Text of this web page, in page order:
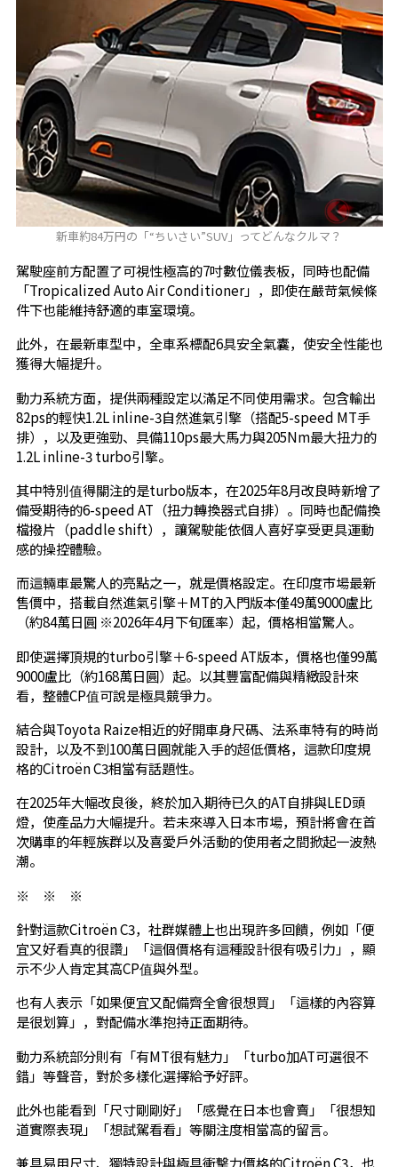
新車約84万円の「“ちいさい”SUV」ってどんなクルマ？
駕駛座前方配置了可視性極高的7吋數位儀表板，同時也配備
「Tropicalized Auto Air Conditioner」，即使在嚴苛氣候條
件下也能維持舒適的車室環境。
此外，在最新車型中，全車系標配6具安全氣囊，使安全性能也
獲得大幅提升。
動力系統方面，提供兩種設定以滿足不同使用需求。包含輸出
82ps的輕快1.2L inline-3自然進氣引擎（搭配5-speed MT手
排），以及更強勁、具備110ps最大馬力與205Nm最大扭力的
1.2L inline-3 turbo引擎。
其中特別值得關注的是turbo版本，在2025年8月改良時新增了
備受期待的6-speed AT（扭力轉換器式自排）。同時也配備換
檔撥片（paddle shift），讓駕駛能依個人喜好享受更具運動
感的操控體驗。
而這輛車最驚人的亮點之一，就是價格設定。在印度市場最新
售價中，搭載自然進氣引擎＋MT的入門版本僅49萬9000盧比
（約84萬日圓 ※2026年4月下旬匯率）起，價格相當驚人。
即使選擇頂規的turbo引擎＋6-speed AT版本，價格也僅99萬
9000盧比（約168萬日圓）起。以其豐富配備與精緻設計來
看，整體CP值可說是極具競爭力。
結合與Toyota Raize相近的好開車身尺碼、法系車特有的時尚
設計，以及不到100萬日圓就能入手的超低價格，這款印度規
格的Citroën C3相當有話題性。
在2025年大幅改良後，終於加入期待已久的AT自排與LED頭
燈，使產品力大幅提升。若未來導入日本市場，預計將會在首
次購車的年輕族群以及喜愛戶外活動的使用者之間掀起一波熱
潮。
※ ※ ※
針對這款Citroën C3，社群媒體上也出現許多回饋，例如「便
宜又好看真的很讚」「這個價格有這種設計很有吸引力」，顯
示不少人肯定其高CP值與外型。
也有人表示「如果便宜又配備齊全會很想買」「這樣的內容算
是很划算」，對配備水準抱持正面期待。
動力系統部分則有「有MT很有魅力」「turbo加AT可選很不
錯」等聲音，對於多樣化選擇給予好評。
此外也能看到「尺寸剛剛好」「感覺在日本也會賣」「很想知
道實際表現」「想試駕看看」等關注度相當高的留言。
兼具易用尺寸、獨特設計與極具衝擊力價格的Citroën C3，也